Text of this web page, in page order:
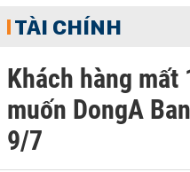
TÀI CHÍNH
Khách hàng
muốn DongA
9/7